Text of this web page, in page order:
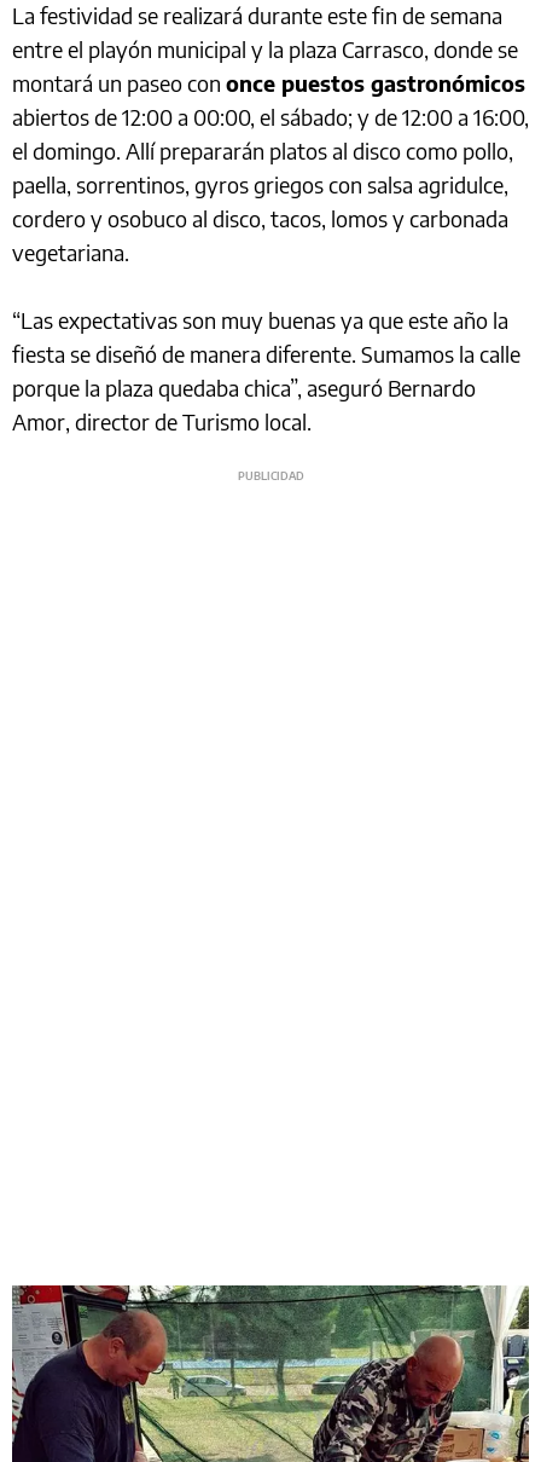
La festividad se realizará durante este fin de semana
entre el playón municipal y la plaza Carrasco, donde se
montará un paseo con once puestos gastronómicos
abiertos de 12:00 a 00:00, el sábado; y de 12:00 a 16:00,
el domingo. Allí prepararán platos al disco como pollo,
paella, sorrentinos, gyros griegos con salsa agridulce,
cordero y osobuco al disco, tacos, lomos y carbonada
vegetariana.
“Las expectativas son muy buenas ya que este año la
fiesta se diseñó de manera diferente. Sumamos la calle
porque la plaza quedaba chica”, aseguró Bernardo
Amor, director de Turismo local.